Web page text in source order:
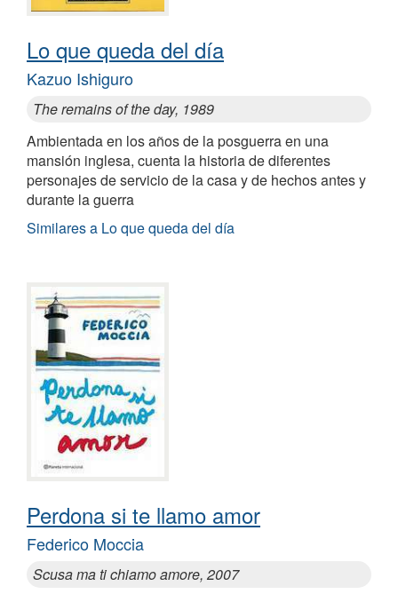
Lo que queda del día
Kazuo Ishiguro
The remains of the day, 1989
Ambientada en los años de la posguerra en una
mansión inglesa, cuenta la historia de diferentes
personajes de servicio de la casa y de hechos antes y
durante la guerra
Similares a Lo que queda del día
Perdona si te llamo amor
Federico Moccia
Scusa ma ti chiamo amore, 2007